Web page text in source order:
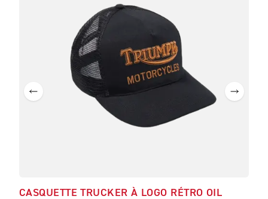
CASQUETTE TRUCKER À LOGO RÉTRO OIL